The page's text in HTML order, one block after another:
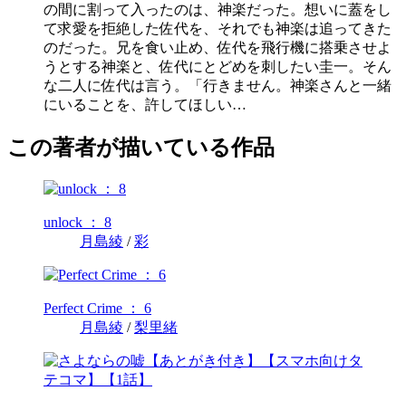
の間に割って入ったのは、神楽だった。想いに蓋をし
て求愛を拒絶した佐代を、それでも神楽は追ってきた
のだった。兄を食い止め、佐代を飛行機に搭乗させよ
うとする神楽と、佐代にとどめを刺したい圭一。そん
な二人に佐代は言う。「行きません。神楽さんと一緒
にいることを、許してほしい…
この著者が描いている作品
unlock ： 8
月島綾 /彩
Perfect Crime ： 6
月島綾 /梨里緒